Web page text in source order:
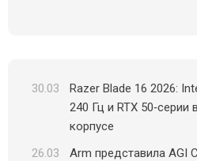
30.03
Razer Blade 16 2026:
240 Гц и RTX 50‑серии
корпусе
26.03
Arm представила AGI